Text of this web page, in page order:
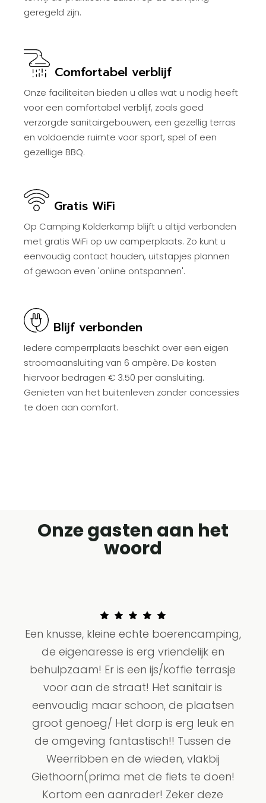
geregeld zijn.
Comfortabel verblijf
Onze faciliteiten bieden u alles wat u nodig heeft
voor een comfortabel verblijf, zoals goed
verzorgde sanitairgebouwen, een gezellig terras
en voldoende ruimte voor sport, spel of een
gezellige BBQ.
Gratis WiFi
Op Camping Kolderkamp blijft u altijd verbonden
met gratis WiFi op uw camperplaats. Zo kunt u
eenvoudig contact houden, uitstapjes plannen
of gewoon even 'online ontspannen'.
Blijf verbonden
Iedere camperrplaats beschikt over een eigen
stroomaansluiting van 6 ampère. De kosten
hiervoor bedragen € 3.50 per aansluiting.
Genieten van het buitenleven zonder concessies
te doen aan comfort.
Onze gasten aan het
woord
Een knusse, kleine echte boerencamping,
de eigenaresse is erg vriendelijk en
behulpzaam! Er is een ijs/koffie terrasje
voor aan de straat! Het sanitair is
eenvoudig maar schoon, de plaatsen
groot genoeg/ Het dorp is erg leuk en
de omgeving fantastisch!! Tussen de
Weerribben en de wieden, vlakbij
Giethoorn(prima met de fiets te doen!
Kortom een aanrader! Zeker deze